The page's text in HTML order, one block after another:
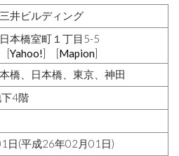
井ビルディング
本橋室町１丁目5-5
[Yahoo!] [Mapion]
橋、日本橋、東京、神田
4階
日(平成26年02月01日)